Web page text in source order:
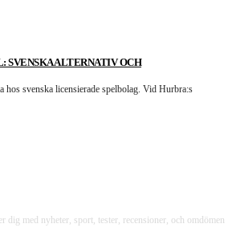
SVENSKA ALTERNATIV OCH
hos svenska licensierade spelbolag. Vid Hurbra:s
dig med nyheter, sport, tester, recensioner, och omdömen